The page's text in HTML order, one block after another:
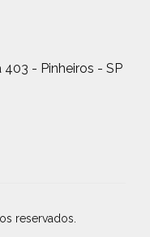
403 - Pinheiros - SP
reservados.